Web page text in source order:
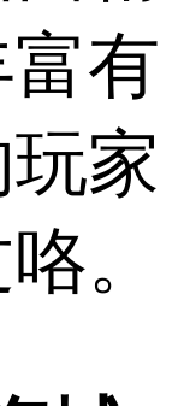
有
家
。